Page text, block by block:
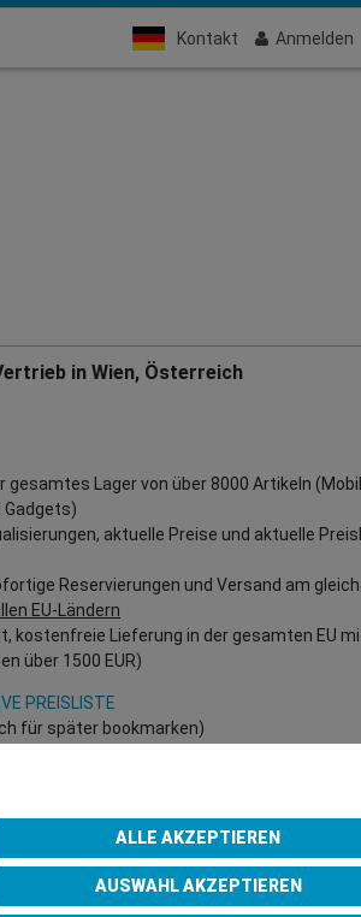
Kontakt Anmelden
in Wien, Österreich
gesamtes Lager von über 8000 Artikeln
Gadgets)
aktuelle Preise und aktuelle
Reservierungen und Versand am
EU-Ländern
kostenfreie Lieferung in der gesamten EU
über 1500 EUR)
LIVE PREISLISTE
für später bookmarken)
Kunden – gültige EU UID Nummer
ALLE AKZEPTIEREN
AUSWAHL AKZEPTIEREN